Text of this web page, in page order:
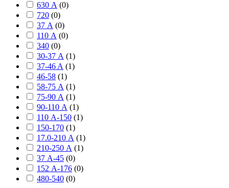
630 А (0)
720 (0)
37 А (0)
110 А (0)
340 (0)
30-37 А (1)
37-46 A (1)
46-58 (1)
58-75 А (1)
75-90 А (1)
90-110 А (1)
110 А-150 (1)
150-170 (1)
17.0-210 А (1)
210-250 А (1)
37 А-45 (0)
152 А-176 (0)
480-540 (0)